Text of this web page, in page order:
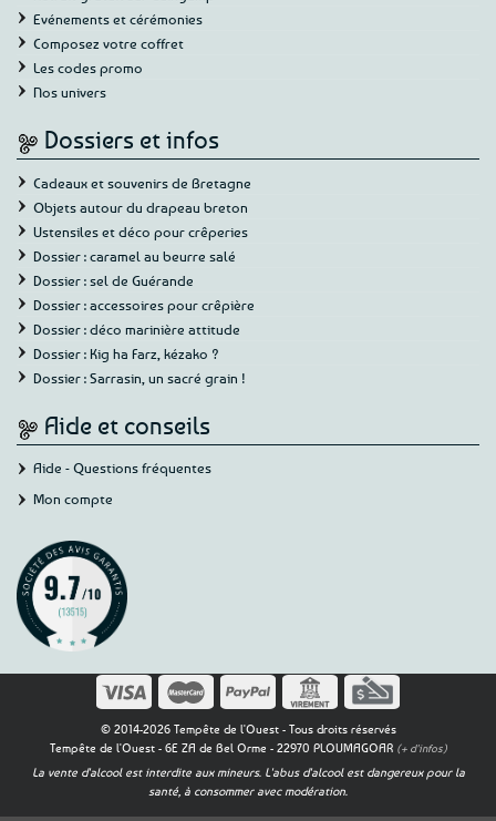
Evénements et cérémonies
Composez votre coffret
Les codes promo
Nos univers
Dossiers et infos
Cadeaux et souvenirs de Bretagne
Objets autour du drapeau breton
Ustensiles et déco pour crêperies
Dossier : caramel au beurre salé
Dossier : sel de Guérande
Dossier : accessoires pour crêpière
Dossier : déco marinière attitude
Dossier : Kig ha Farz, kézako ?
Dossier : Sarrasin, un sacré grain !
Aide et conseils
Aide - Questions fréquentes
Mon compte
© 2014-2026 Tempête de l'Ouest - Tous droits réservés
Tempête de l'Ouest - 6E ZA de Bel Orme - 22970 PLOUMAGOAR (+ d'infos)
La vente d'alcool est interdite aux mineurs. L'abus d'alcool est dangereux pour la
santé, à consommer avec modération.